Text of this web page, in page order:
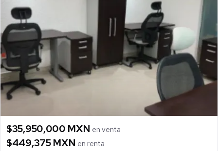
$35,950,000 MXN en venta
$449,375 MXN en renta